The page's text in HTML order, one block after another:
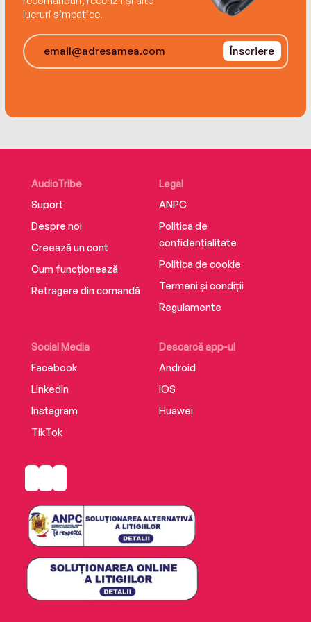
lucruri simpatice.
Înscriere
AudioTribe
Suport
Despre noi
Creează un cont
Cum funcționează
Retragere din comandă
Social Media
Facebook
LinkedIn
Instagram
TikTok
Descarcă app-ul
Android
iOS
Huawei
Legal
ANPC
Politica de
confidențialitate
Politica de cookie
Termeni și condiții
Regulamente